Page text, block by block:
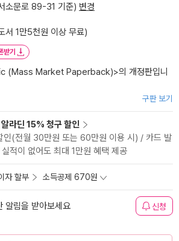
소문로 89-31 기준) 변경
서 1만5천원 이상 무료)
받기
(Mass Market Paperback)>의 개정판입니
구판 보기
라딘 15% 청구 할인
인(전월 30만원 또는 60만원 이용 시) / 카드 발
적이 없어도 최대 1만원 혜택 제공
자 할부 소득공제 670원
알림을 받아보세요 신청